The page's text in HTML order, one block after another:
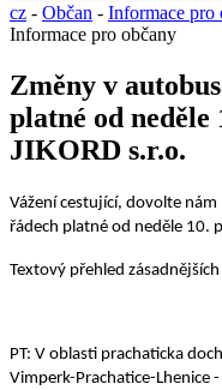
cz - Občan - Informace pro
Informace pro občany
Změny v
platné od neděle
JIKORD s.r.o.
Vážení cestující, dovolte
řádech platné od neděle 10.
Textový přehled
PT: V oblasti prachaticka
Vimperk-Prachatice-Lhenice